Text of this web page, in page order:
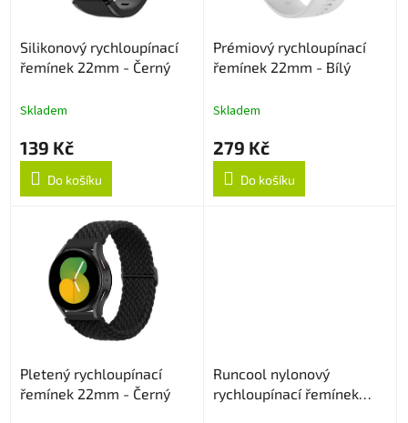
Silikonový rychloupínací
řemínek 22mm - Černý
Skladem
139 Kč
Do košíku
Prémiový rychloupínací
řemínek 22mm - Bílý
Skladem
279 Kč
Do košíku
Pletený rychloupínací
řemínek 22mm - Černý
Runcool nylonový
rychloupínací řemínek